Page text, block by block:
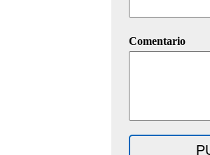
Comentario